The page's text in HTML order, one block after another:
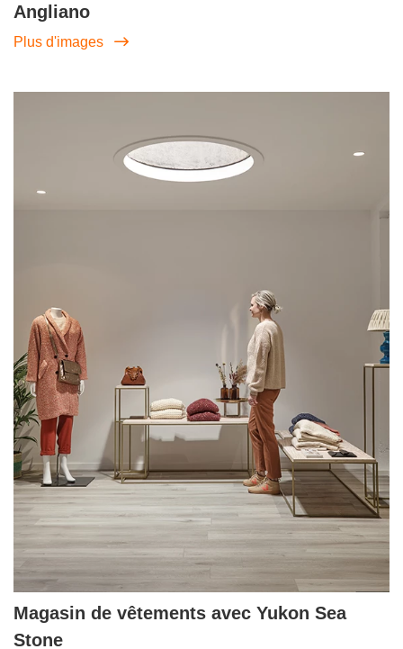
Angliano
Plus d'images
Magasin de vêtements avec Yukon Sea
Stone